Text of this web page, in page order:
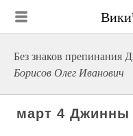
Без знаков препинания
Борисов Олег Иванович
март 4 Джинны